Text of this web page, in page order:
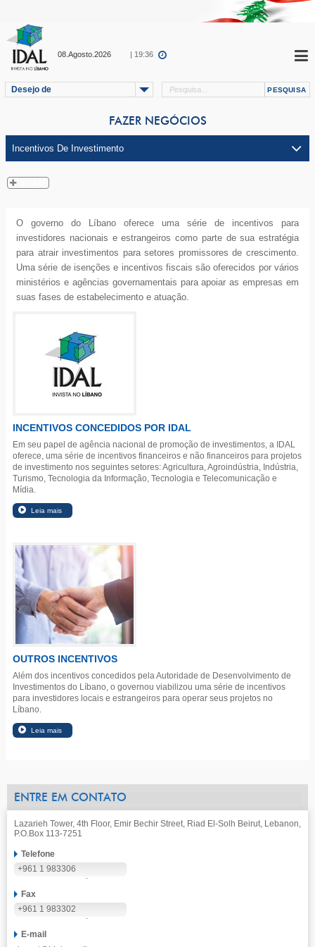
08.Agosto.2026 | 19:36
Desejo de
FAZER NEGÓCIOS
O governo do Líbano oferece uma série de incentivos para
investidores nacionais e estrangeiros como parte de sua estratégia
para atrair investimentos para setores promissores de crescimento.
Uma série de isenções e incentivos fiscais são oferecidos por vários
ministérios e agências governamentais para apoiar as empresas em
suas fases de estabelecimento e atuação.
INCENTIVOS CONCEDIDOS POR IDAL
Em seu papel de agência nacional de promoção de investimentos, a IDAL
oferece, uma série de incentivos financeiros e não financeiros para projetos
de investimento nos seguintes setores: Agricultura, Agroindústria, Indústria,
Turismo, Tecnologia da Informação, Tecnologia e Telecomunicação e
Mídia.
OUTROS INCENTIVOS
Além dos incentivos concedidos pela Autoridade de Desenvolvimento de
Investimentos do Líbano, o governou viabilizou uma série de incentivos
para investidores locais e estrangeiros para operar seus projetos no
Líbano.
ENTRE EM CONTATO
Lazarieh Tower, 4th Floor, Emir Bechir Street, Riad El-Solh Beirut, Lebanon,
P.O.Box 113-7251
Telefone
+961 1 983306
Fax
+961 1 983302
E-mail